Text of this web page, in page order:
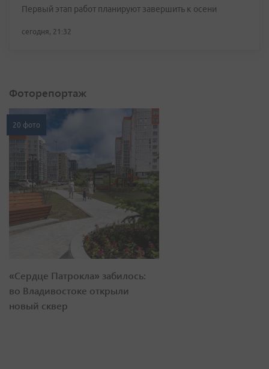
Первый этап работ планируют завершить к осени
сегодня, 21:32
Фоторепортаж
20 фото
«Сердце Патрокла» забилось:
во Владивостоке открыли
новый сквер